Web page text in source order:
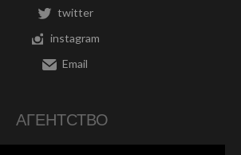
twitter
instagram
Email
АГЕНТСТВО